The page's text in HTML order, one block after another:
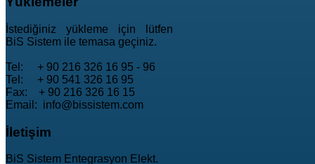
İstediğiniz yükleme için lütfen
BiS Sistem ile temasa geçiniz.
Tel: + 90 216 326 16 95 - 96
Tel: + 90 541 326 16 95
Fax: + 90 216 326 16 15
Email: info@bissistem.com
İletişim
BiS Sistem Entegrasyon Elekt.